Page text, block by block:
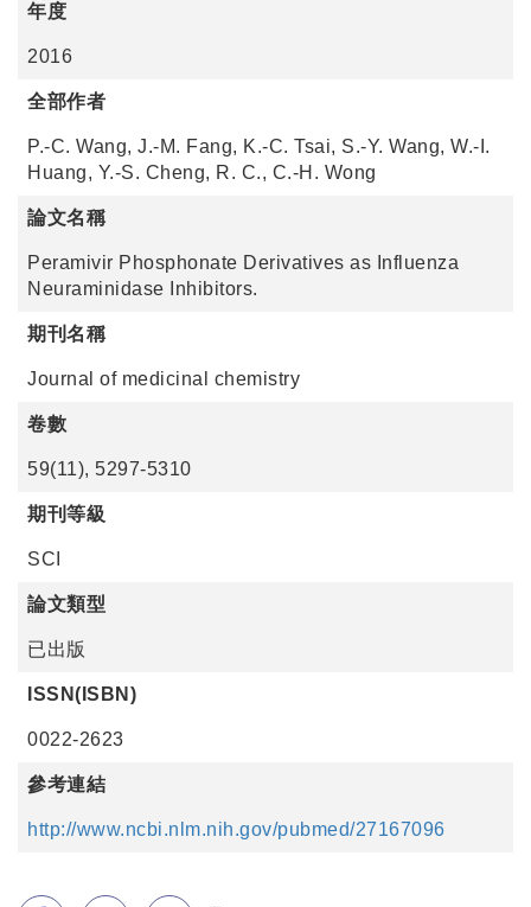
年度
2016
全部作者
P.-C. Wang, J.-M. Fang, K.-C. Tsai, S.-Y. Wang, W.-I.
Huang, Y.-S. Cheng, R. C., C.-H. Wong
論文名稱
Peramivir Phosphonate Derivatives as Influenza
Neuraminidase Inhibitors.
期刊名稱
Journal of medicinal chemistry
卷數
59(11), 5297-5310
期刊等級
SCI
論文類型
已出版
ISSN(ISBN)
0022-2623
參考連結
http://www.ncbi.nlm.nih.gov/pubmed/27167096